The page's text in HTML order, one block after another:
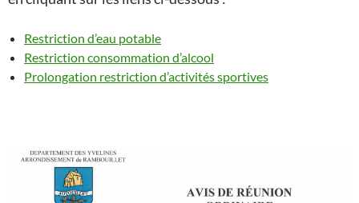
Restriction d’eau potable
Restriction consommation d’alcool
Prolongation restriction d’activités sportives